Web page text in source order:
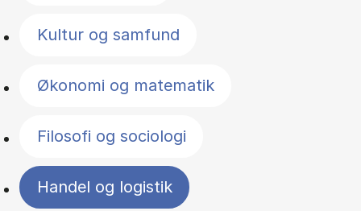
Kultur og samfund
Økonomi og matematik
Filosofi og sociologi
Handel og logistik